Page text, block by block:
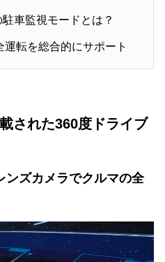
駐車監視モードとは？
転を総合的にサポート
された360度ドライブ
ンズカメラでクルマの全